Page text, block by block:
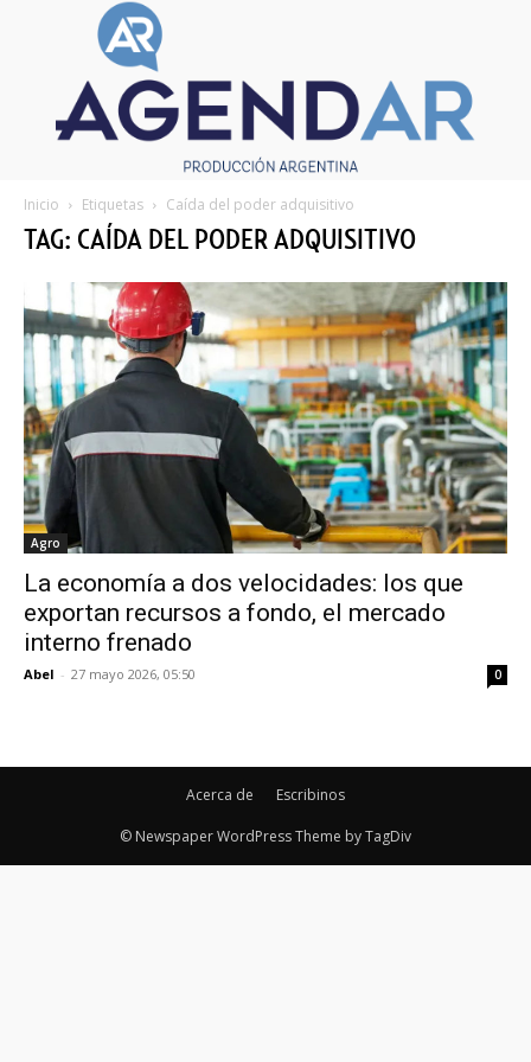
Inicio Etiquetas Caída del poder adquisitivo
TAG: CAÍDA DEL PODER ADQUISITIVO
Agro
La economía a dos velocidades: los que
exportan recursos a fondo, el mercado
interno frenado
Abel - 27 mayo 2026, 05:50 0
Acerca de Escribinos
© Newspaper WordPress Theme by TagDiv